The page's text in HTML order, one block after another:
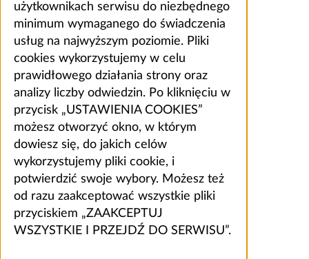
użytkownikach serwisu do niezbędnego
minimum wymaganego do świadczenia
usług na najwyższym poziomie. Pliki
cookies wykorzystujemy w celu
prawidłowego działania strony oraz
analizy liczby odwiedzin. Po kliknięciu w
przycisk „USTAWIENIA COOKIES”
możesz otworzyć okno, w którym
dowiesz się, do jakich celów
wykorzystujemy pliki cookie, i
potwierdzić swoje wybory. Możesz też
od razu zaakceptować wszystkie pliki
przyciskiem „ZAAKCEPTUJ
WSZYSTKIE I PRZEJDŹ DO SERWISU”.